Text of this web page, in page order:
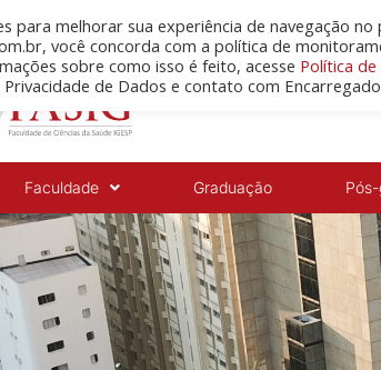
Faculdade Graduação
para melhorar sua experiência de navegação no
você concorda com a política de
sobre como isso é feito, acesse Política de
de Dados e contato com